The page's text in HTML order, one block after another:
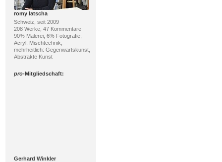
romy latscha
Schweiz, seit 2009
208 Werke, 47 Kommentare
90% Malerei, 6% Fotografie;
Acryl, Mischtechnik;
mehrheitlich: Gegenwartskunst,
Abstrakte Kunst
pro-Mitgliedschaft:
Gerhard Winkler